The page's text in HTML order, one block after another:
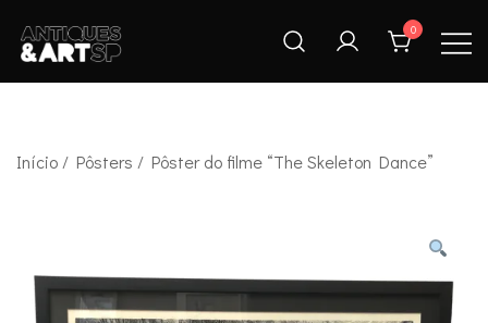
content
Antiques & Art SP
0
Início / Pôsters / Pôster do filme “The Skeleton Dance”